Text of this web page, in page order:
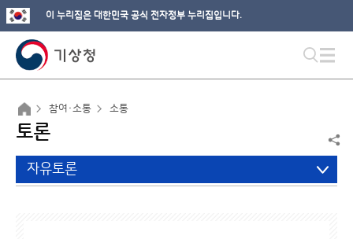
이 누리집은 대한민국 공식 전자정부 누리집입니다.
참여·소통 소통
토론
자유토론